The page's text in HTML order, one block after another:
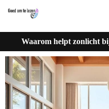
Waarom helpt zonlicht